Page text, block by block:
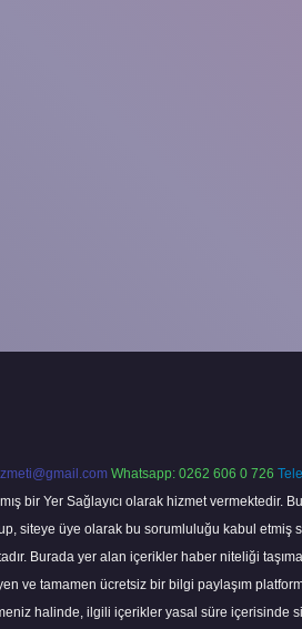
Whatsapp: 0262 606 0 726
bir Yer Sağlayıcı olarak hizmet
siteye üye olarak bu sorumluluğu kabul etmiş
Burada yer alan içerikler haber niteliği
ve tamamen ücretsiz bir bilgi paylaşım
halinde, ilgili içerikler yasal süre içerisinde